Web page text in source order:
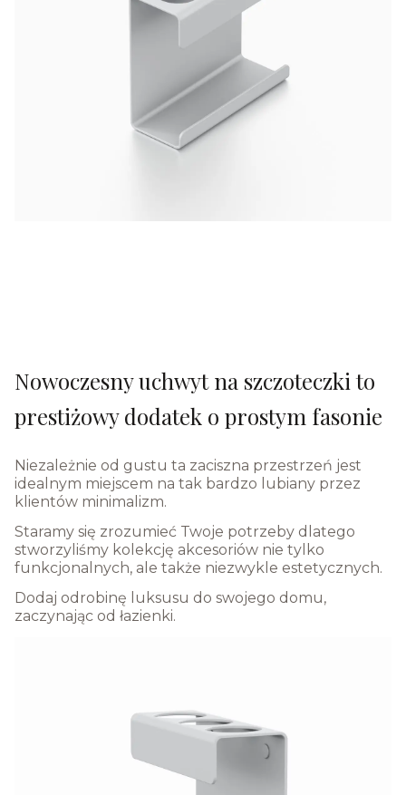
Nowoczesny uchwyt na szczoteczki to
prestiżowy dodatek o prostym fasonie
Niezależnie od gustu ta zaciszna przestrzeń jest
idealnym miejscem na tak bardzo lubiany przez
klientów minimalizm.
Staramy się zrozumieć Twoje potrzeby dlatego
stworzyliśmy kolekcję akcesoriów nie tylko
funkcjonalnych, ale także niezwykle estetycznych.
Dodaj odrobinę luksusu do swojego domu,
zaczynając od łazienki.